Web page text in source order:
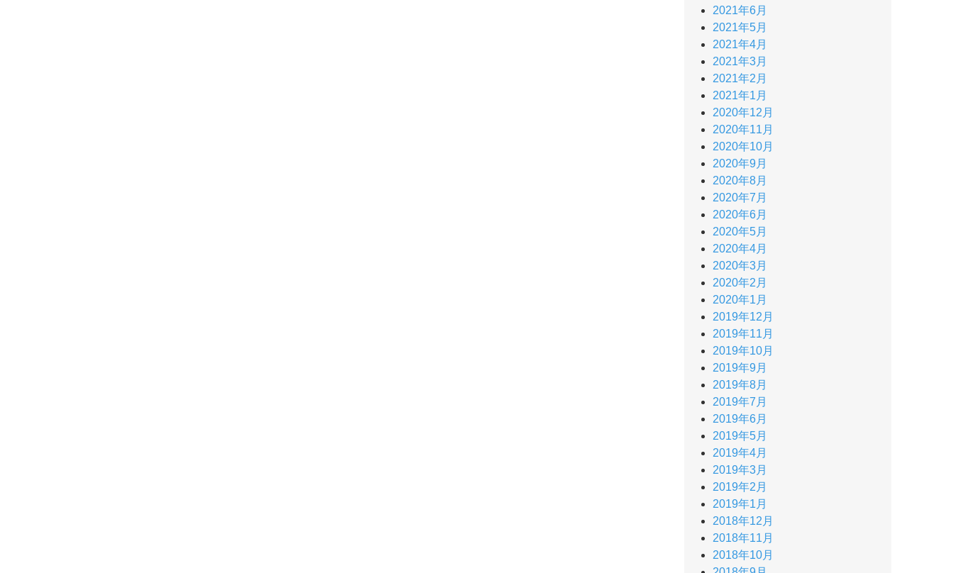
2021年6月
2021年5月
2021年4月
2021年3月
2021年2月
2021年1月
2020年12月
2020年11月
2020年10月
2020年9月
2020年8月
2020年7月
2020年6月
2020年5月
2020年4月
2020年3月
2020年2月
2020年1月
2019年12月
2019年11月
2019年10月
2019年9月
2019年8月
2019年7月
2019年6月
2019年5月
2019年4月
2019年3月
2019年2月
2019年1月
2018年12月
2018年11月
2018年10月